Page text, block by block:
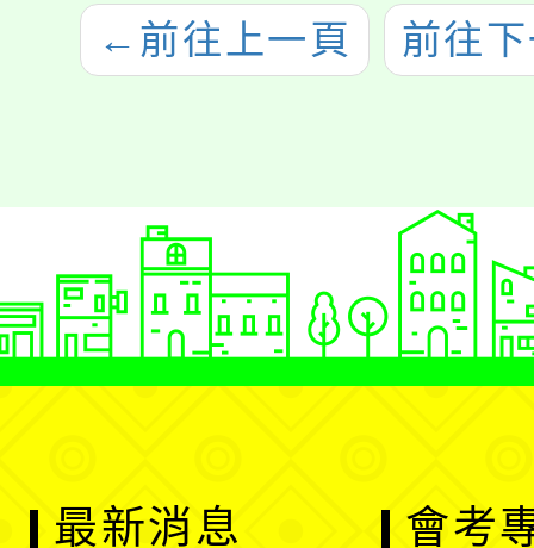
← 前往上一頁 前往
最新消息 會考